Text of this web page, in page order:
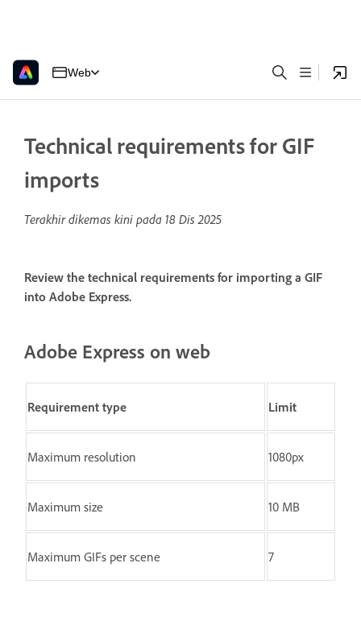
Web
Technical requirements for GIF
imports
Terakhir dikemas kini pada 18 Dis 2025
Review the technical requirements for importing a GIF
into Adobe Express.
Adobe Express on web
Requirement type Limit
Maximum resolution 1080px
Maximum size 10 MB
Maximum GIFs per scene 7